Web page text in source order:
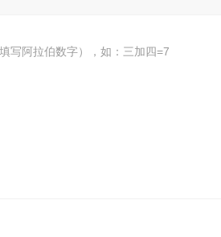
写阿拉伯数字），如：三加四=7